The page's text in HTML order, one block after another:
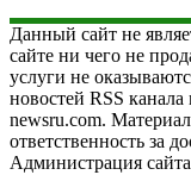
Данный сайт не
сайте ни чего не
услуги не
новостей RSS
newsru.com.
ответственность за
Администрация сайта